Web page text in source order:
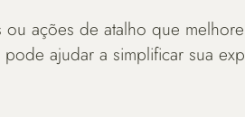
ações de atalho que
ajudar a simplificar sua